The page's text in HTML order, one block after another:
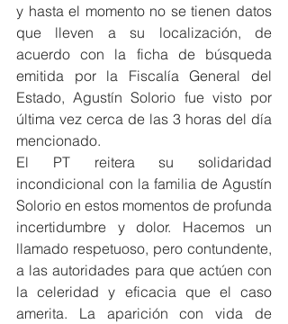
y hasta el momento no se tienen datos
que lleven a su localización, de
acuerdo con la ficha de búsqueda
emitida por la Fiscalía General del
Estado, Agustín Solorio fue visto por
última vez cerca de las 3 horas del día
mencionado.
El PT reitera su solidaridad
incondicional con la familia de Agustín
Solorio en estos momentos de profunda
incertidumbre y dolor. Hacemos un
llamado respetuoso, pero contundente,
a las autoridades para que actúen con
la celeridad y eficacia que el caso
amerita. La aparición con vida de